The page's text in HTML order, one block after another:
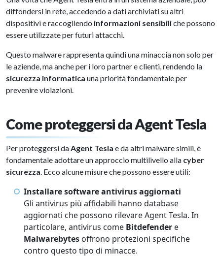
diffondersi in rete, accedendo a dati archiviati su altri
dispositivi e raccogliendo informazioni sensibiliche possono
essere utilizzate per futuri attacchi.
Questo malware rappresenta quindi una minaccia non solo per
le aziende, ma anche per i loro partner e clienti, rendendo la
sicurezza informatica una priorità fondamentale per
prevenire violazioni.
Come proteggersi da Agent Tesla
Per proteggersi daAgent Tesla e da altri malware simili, è
fondamentale adottare un approccio multilivello alla cyber
sicurezza. Ecco alcune misure che possono essere utili:
Installare software antivirus aggiornati
Gli antivirus più affidabili hanno database
aggiornati che possono rilevare Agent Tesla. In
particolare, antivirus come Bitdefender e
Malwarebytes offrono protezioni specifiche
contro questo tipo di minacce.